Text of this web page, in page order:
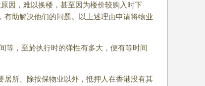
因，难以换楼，甚至因为楼价较购入时下
助解决他们的问题。以上述理由申请将物业
等，至於执行时的弹性有多大，便有等时间
所、除按保物业以外，抵押人在香港没有其